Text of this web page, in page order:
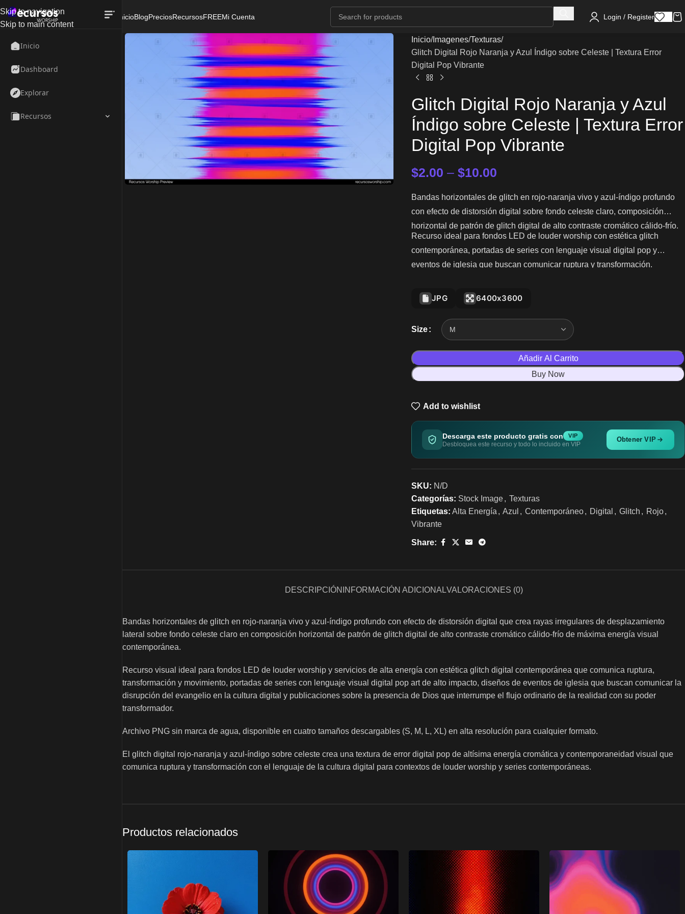
Inicio
Dashboard
Explorar
Recursos
Skip to navigation
Skip to main content
InicioBlogPreciosRecursosFREEMi Cuenta Login / Register
Inicio Imagenes Texturas
Glitch Digital Rojo Naranja y Azul Índigo sobre Celeste | Textura Error
Digital Pop Vibrante
Glitch Digital Rojo Naranja y Azul
Índigo sobre Celeste | Textura Error
Digital Pop Vibrante
$2.00 – $10.00
Bandas horizontales de glitch en rojo-naranja vivo y azul-índigo profundo
con efecto de distorsión digital sobre fondo celeste claro, composición
horizontal de patrón de glitch digital de alto contraste cromático cálido-frío.
Recurso ideal para fondos LED de louder worship con estética glitch
contemporánea, portadas de series con lenguaje visual digital pop y
eventos de iglesia que buscan comunicar ruptura y transformación.
JPG 6400x3600
Size
Añadir Al Carrito
Buy Now
Add to wishlist
Descarga este producto gratis con VIP
Desbloquea este recurso y todo lo incluido en VIP
Obtener VIP
SKU: N/D
Categorías: Stock Image, Texturas
Etiquetas: Alta Energía , Azul , Contemporáneo, Digital , Glitch , Rojo,
Vibrante
Share:
DESCRIPCIÓN INFORMACIÓN ADICIONALVALORACIONES (0)
Bandas horizontales de glitch en rojo-naranja vivo y azul-índigo profundo con efecto de distorsión digital que crea rayas irregulares de desplazamiento
lateral sobre fondo celeste claro en composición horizontal de patrón de glitch digital de alto contraste cromático cálido-frío de máxima energía visual
contemporánea.
Recurso visual ideal para fondos LED de louder worship y servicios de alta energía con estética glitch digital contemporánea que comunica ruptura,
transformación y movimiento, portadas de series con lenguaje visual digital pop art de alto impacto, diseños de eventos de iglesia que buscan comunicar la
disrupción del evangelio en la cultura digital y publicaciones sobre la presencia de Dios que interrumpe el flujo ordinario de la realidad con su poder
transformador.
Archivo PNG sin marca de agua, disponible en cuatro tamaños descargables (S, M, L, XL) en alta resolución para cualquier formato.
El glitch digital rojo-naranja y azul-índigo sobre celeste crea una textura de error digital pop de altísima energía cromática y contemporaneidad visual que
comunica ruptura y transformación con el lenguaje de la cultura digital para contextos de louder worship y series contemporáneas.
Productos relacionados